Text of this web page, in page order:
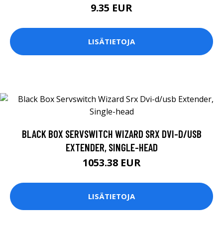
9.35 EUR
LISÄTIETOJA
BLACK BOX SERVSWITCH WIZARD SRX DVI-D/USB
EXTENDER, SINGLE-HEAD
1053.38 EUR
LISÄTIETOJA